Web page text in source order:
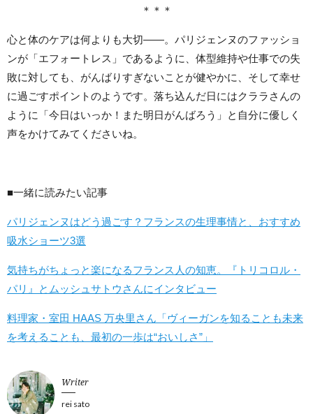
＊＊＊
心と体のケアは何よりも大切――。パリジェンヌのファッショ
ンが「エフォートレス」であるように、体型維持や仕事での失
敗に対しても、がんばりすぎないことが健やかに、そして幸せ
に過ごすポイントのようです。落ち込んだ日にはクララさんの
ように「今日はいっか！また明日がんばろう」と自分に優しく
声をかけてみてくださいね。
■一緒に読みたい記事
パリジェンヌはどう過ごす？フランスの生理事情と、おすすめ
吸水ショーツ3選
気持ちがちょっと楽になるフランス人の知恵。『トリコロル・
パリ』とムッシュサトウさんにインタビュー
料理家・室田 HAAS 万央里さん「ヴィーガンを知ることも未来
を考えることも、最初の一歩は“おいしさ”」
Writer
rei sato